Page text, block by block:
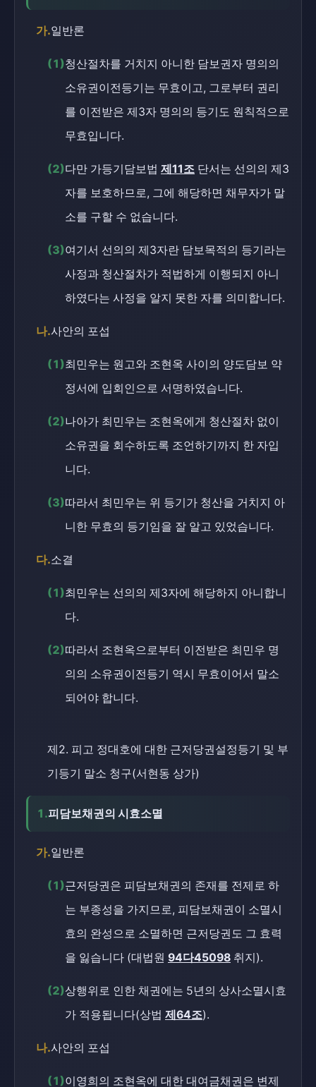
가.일반론
(1)청산절차를 거치지 아니한 담보권자 명의의
소유권이전등기는 무효이고, 그로부터 권리
를 이전받은 제3자 명의의 등기도 원칙적으로
무효입니다.
(2)다만 가등기담보법 제11조 단서는 선의의 제3
자를 보호하므로, 그에 해당하면 채무자가 말
소를 구할 수 없습니다.
(3)여기서 선의의 제3자란 담보목적의 등기라는
사정과 청산절차가 적법하게 이행되지 아니
하였다는 사정을 알지 못한 자를 의미합니다.
나.사안의 포섭
(1)최민우는 원고와 조현옥 사이의 양도담보 약
정서에 입회인으로 서명하였습니다.
(2)나아가 최민우는 조현옥에게 청산절차 없이
소유권을 회수하도록 조언하기까지 한 자입
니다.
(3)따라서 최민우는 위 등기가 청산을 거치지 아
니한 무효의 등기임을 잘 알고 있었습니다.
다.소결
(1)최민우는 선의의 제3자에 해당하지 아니합니
다.
(2)따라서 조현옥으로부터 이전받은 최민우 명
의의 소유권이전등기 역시 무효이어서 말소
되어야 합니다.
제2. 피고 정대호에 대한 근저당권설정등기 및 부
기등기 말소 청구(서현동 상가)
1.피담보채권의 시효소멸
가.일반론
(1)근저당권은 피담보채권의 존재를 전제로 하
는 부종성을 가지므로, 피담보채권이 소멸시
효의 완성으로 소멸하면 근저당권도 그 효력
을 잃습니다 (대법원 94다45098 취지).
(2)상행위로 인한 채권에는 5년의 상사소멸시효
가 적용됩니다(상법 제64조).
나.사안의 포섭
(1)이영희의 조현옥에 대한 대여금채권은 변제